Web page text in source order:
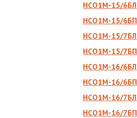
НСО1М-15/6БЛ
НСО1М-15/6БП
НСО1М-15/7БЛ
НСО1М-15/7БП
НСО1М-16/6БЛ
НСО1М-16/6БП
НСО1М-16/7БЛ
НСО1М-16/7БП